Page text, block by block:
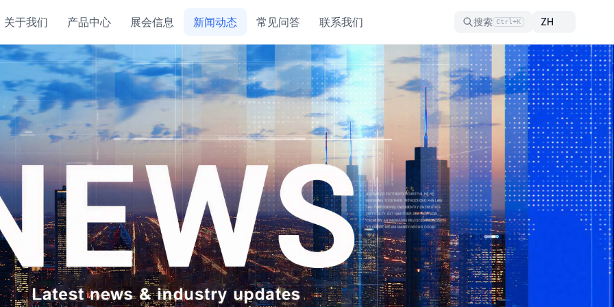
关于我们 产品中心 展会信息 新闻动态 常见问答 联系我们 搜索 Ctrl+K